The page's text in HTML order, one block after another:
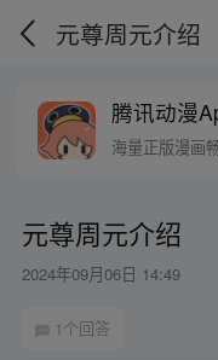
元尊周元介绍
腾讯动漫
海量正版漫画
元尊周元介绍
2024年09月06日 14:49
1个回答